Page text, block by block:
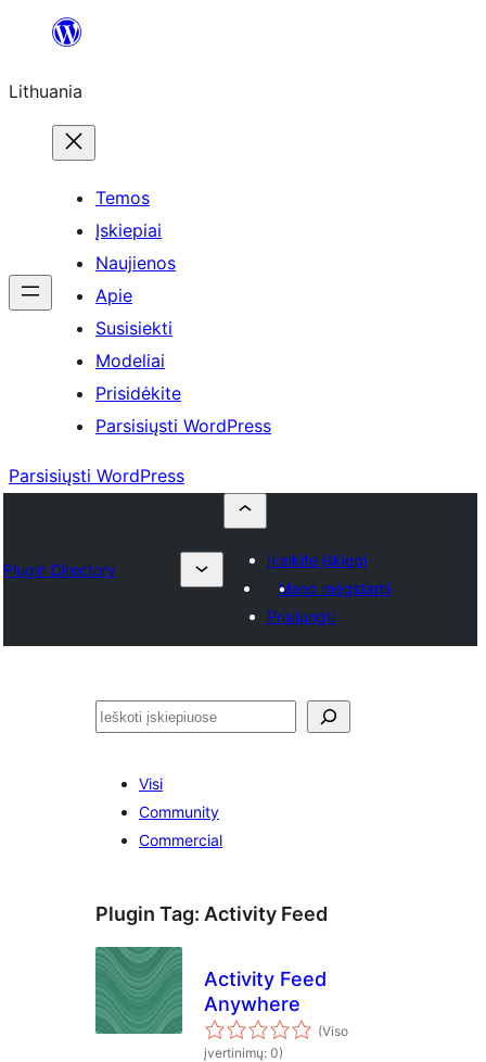
turinio
Lithuania
Temos
Įskiepiai
Naujienos
Apie
Susisiekti
Modeliai
Prisidėkite
Parsisiųsti WordPress
Parsisiųsti WordPress
Plugin Directory
Įkelkite įskiepį
Mano mėgstami
Prisijungti
Paieška
Visi
Community
Commercial
Plugin Tag: Activity Feed
Activity Feed
Anywhere
(Viso
įvertinimų: 0)